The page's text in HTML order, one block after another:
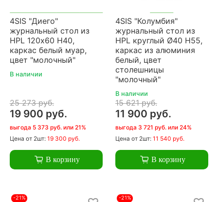
4SIS "Диего"
журнальный стол из
HPL 120х60 H40,
каркас белый муар,
цвет "молочный"
В наличии
25 273 руб.
19 900 руб.
выгода 5 373 руб. или 21%
Цена от 2шт: 19 300 руб.
В корзину
4SIS "Колумбия"
журнальный стол из
HPL круглый Ø40 H55,
каркас из алюминия
белый, цвет
столешницы
"молочный"
В наличии
15 621 руб.
11 900 руб.
выгода 3 721 руб. или 24%
Цена от 2шт: 11 540 руб.
В корзину
-21% -21%